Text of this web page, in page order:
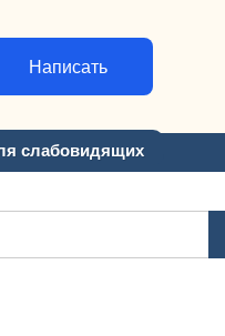
Написать
слабовидящих